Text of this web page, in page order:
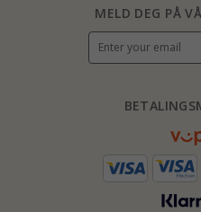
MELD DEG PÅ